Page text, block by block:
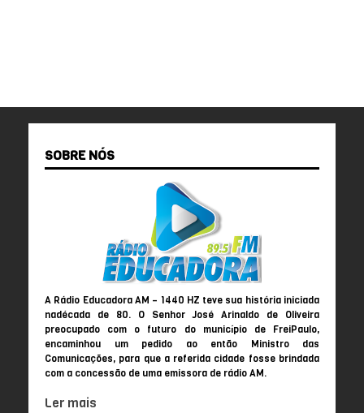
SOBRE NÓS
A Rádio Educadora AM – 1440 HZ teve sua história iniciada
nadécada de 80. O Senhor José Arinaldo de Oliveira
preocupado com o futuro do município de FreiPaulo,
encaminhou um pedido ao então Ministro das
Comunicações, para que a referida cidade fosse brindada
com a concessão de uma emissora de rádio AM.
Ler mais